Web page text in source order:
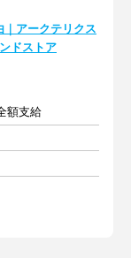
｜アークテリクス
ドストア
額支給